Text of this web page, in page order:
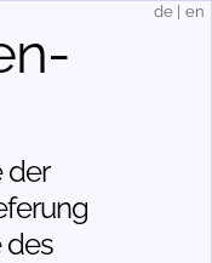
der
des
de en